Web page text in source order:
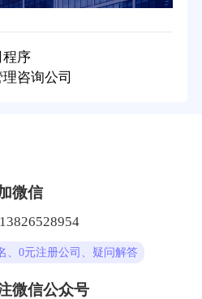
程序
咨询公司
微信
、0元注册公司、疑问解答
微信公众号